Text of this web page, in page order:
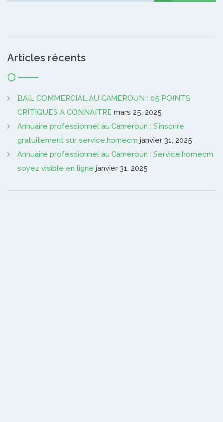
Articles récents
BAIL COMMERCIAL AU CAMEROUN : 05 POINTS
CRITIQUES A CONNAITRE mars 25, 2025
Annuaire professionnel au Cameroun : S’inscrire
gratuitement sur service.homecm janvier 31, 2025
Annuaire professionnel au Cameroun : Service.homecm,
soyez visible en ligne janvier 31, 2025